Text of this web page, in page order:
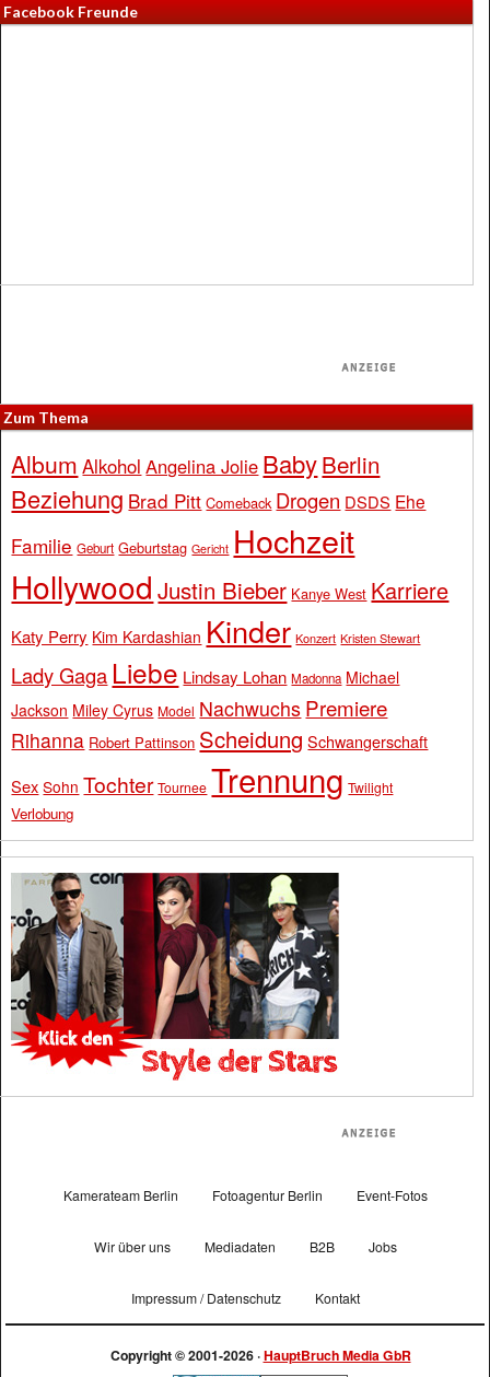
Facebook Freunde
Zum Thema
Album Alkohol Angelina Jolie BabyBerlin
Beziehung Brad Pitt Comeback Drogen DSDS Ehe
Familie Geburt Geburtstag Gericht Hochzeit
Hollywood Justin Bieber Kanye West Karriere
Katy Perry Kim Kardashian Kinder Konzert Kristen Stewart
Lady Gaga Liebe Lindsay Lohan Madonna Michael
Jackson Miley Cyrus Model Nachwuchs Premiere
Rihanna Robert Pattinson Scheidung Schwangerschaft
Sex Sohn Tochter Tournee Trennung Twilight
Verlobung
Kamerateam Berlin Fotoagentur Berlin Event-Fotos
Wir über uns Mediadaten B2B Jobs
Impressum / Datenschutz Kontakt
Copyright © 2001-2026 ·HauptBruch Media GbR